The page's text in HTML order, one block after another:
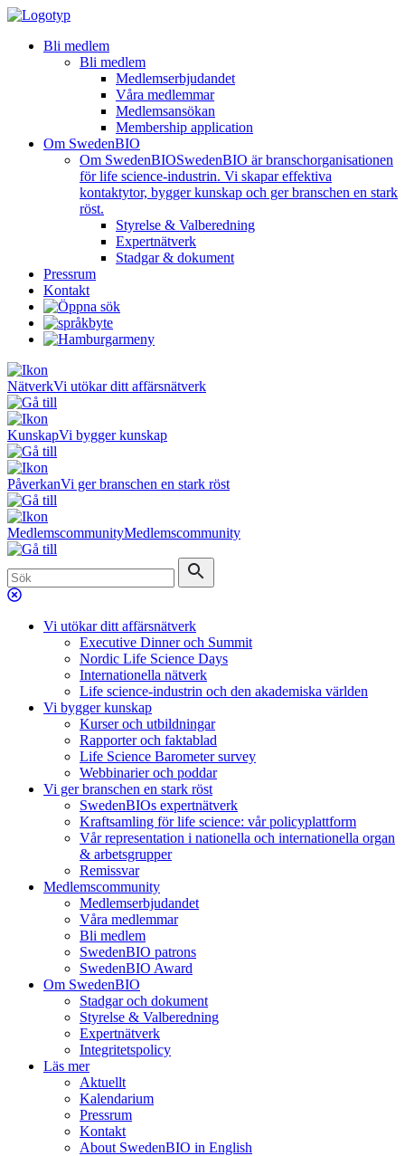
Bli medlem
Bli medlem
Medlemserbjudandet
Våra medlemmar
Medlemsansökan
Membership application
Om SwedenBIO
Om SwedenBIOSwedenBIO är branschorganisationen
för life science-industrin. Vi skapar effektiva
kontaktytor, bygger kunskap och ger branschen en stark
röst.
Styrelse & Valberedning
Expertnätverk
Stadgar & dokument
Pressrum
Kontakt
NätverkVi utökar ditt affärsnätverk
KunskapVi bygger kunskap
PåverkanVi ger branschen en stark röst
MedlemscommunityMedlemscommunity
Vi utökar ditt affärsnätverk
Executive Dinner och Summit
Nordic Life Science Days
Internationella nätverk
Life science-industrin och den akademiska världen
Vi bygger kunskap
Kurser och utbildningar
Rapporter och faktablad
Life Science Barometer survey
Webbinarier och poddar
Vi ger branschen en stark röst
SwedenBIOs expertnätverk
Kraftsamling för life science: vår policyplattform
Vår representation i nationella och internationella organ
& arbetsgrupper
Remissvar
Medlemscommunity
Medlemserbjudandet
Våra medlemmar
Bli medlem
SwedenBIO patrons
SwedenBIO Award
Om SwedenBIO
Stadgar och dokument
Styrelse & Valberedning
Expertnätverk
Integritetspolicy
Läs mer
Aktuellt
Kalendarium
Pressrum
Kontakt
About SwedenBIO in English